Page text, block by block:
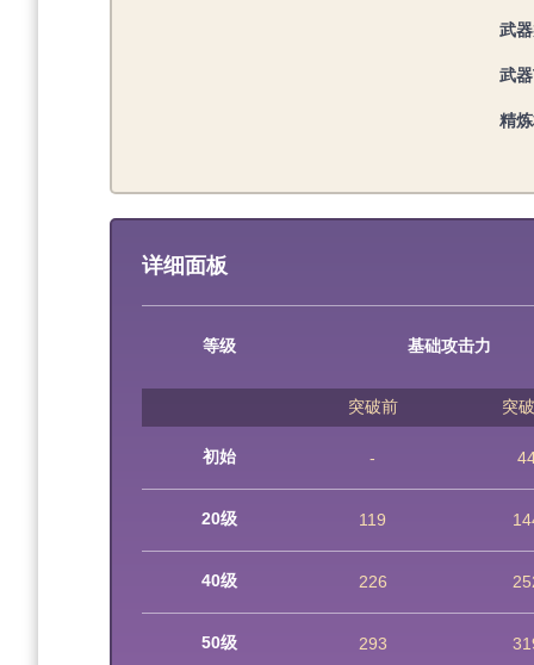
武
武
精
详细面板
等级 基础攻击力
突破前 突
初始 -
20级 119
40级 226
50级 293